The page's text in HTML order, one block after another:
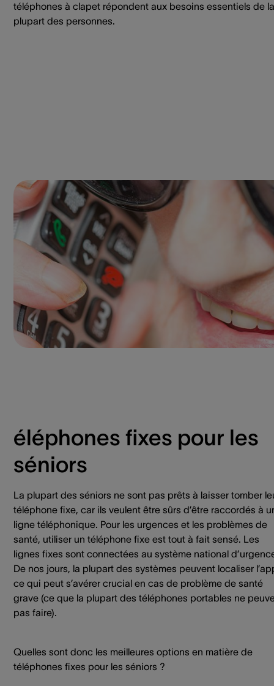
téléphones à clapet répondent aux besoins essentiels de la
plupart des personnes.
éléphones fixes pour les
séniors
La plupart des séniors ne sont pas prêts à laisser tomber
téléphone fixe, car ils veulent être sûrs d’être raccordés à
ligne téléphonique. Pour les urgences et les problèmes de
santé, utiliser un téléphone fixe est tout à fait sensé. Les
lignes fixes sont connectées au système national
De nos jours, la plupart des systèmes peuvent localiser
ce qui peut s’avérer crucial en cas de problème de santé
grave (ce que la plupart des téléphones portables ne
pas faire).
Quelles sont donc les meilleures options en matière de
téléphones fixes pour les séniors ?